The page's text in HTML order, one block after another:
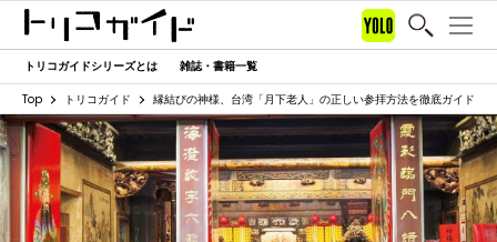
トリコガイドシリーズとは 雑誌・書籍一覧
Top トリコガイド 縁結びの神様、台湾「月下老人」の正しい参拝方法を徹底ガイド